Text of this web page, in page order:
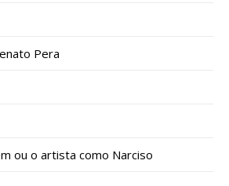
Pera
ou o artista como Narciso